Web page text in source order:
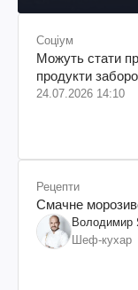
Соціум
Можуть стати
продукти
24.07.2026 14:10
Рецепти
Смачне
Володимир
Шеф-кухар